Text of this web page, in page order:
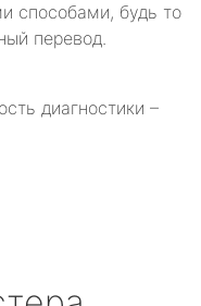
способами, будь то
перевод.
диагностики –